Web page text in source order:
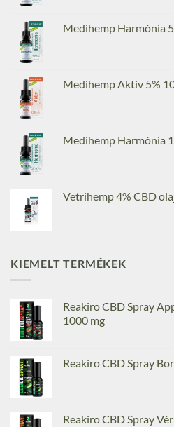
Medihemp Harmónia
Medihemp Aktív 5%
Medihemp Harmónia
Vetrihemp 4% CBD
KIEMELT TERMÉKEK
Reakiro CBD Spray
1000 mg
Reakiro CBD Spray
Reakiro CBD Spray